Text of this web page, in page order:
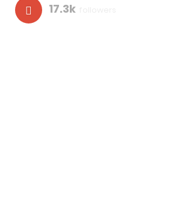
17.3k